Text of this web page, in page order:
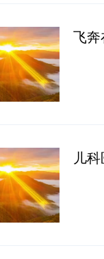
飞奔
儿